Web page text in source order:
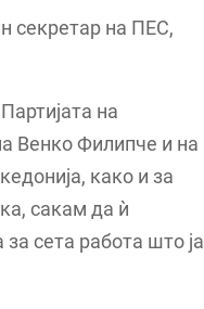
секретар на ПЕС,
на
Венко Филипче и на
како и за
сакам да ѝ
сета работа што ја